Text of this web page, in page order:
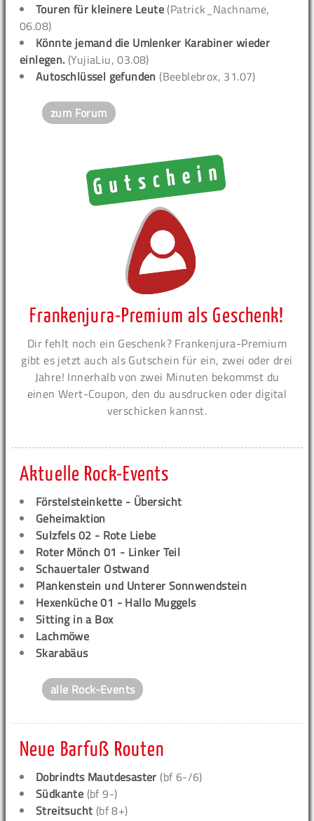
Touren für kleinere Leute (Patrick_Nachname,
06.08)
Könnte jemand die Umlenker Karabiner wieder
einlegen. (YujiaLiu, 03.08)
Autoschlüssel gefunden (Beeblebrox, 31.07)
zum Forum
Frankenjura-Premium als Geschenk!
Dir fehlt noch ein Geschenk? Frankenjura-Premium
gibt es jetzt auch als Gutschein für ein, zwei oder drei
Jahre! Innerhalb von zwei Minuten bekommst du
einen Wert-Coupon, den du ausdrucken oder digital
verschicken kannst.
Aktuelle Rock-Events
Förstelsteinkette - Übersicht
Geheimaktion
Sulzfels 02 - Rote Liebe
Roter Mönch 01 - Linker Teil
Schauertaler Ostwand
Plankenstein und Unterer Sonnwendstein
Hexenküche 01 - Hallo Muggels
Sitting in a Box
Lachmöwe
Skarabäus
alle Rock-Events
Neue Barfuß Routen
Dobrindts Mautdesaster (bf 6-/6)
Südkante (bf 9-)
Streitsucht (bf 8+)